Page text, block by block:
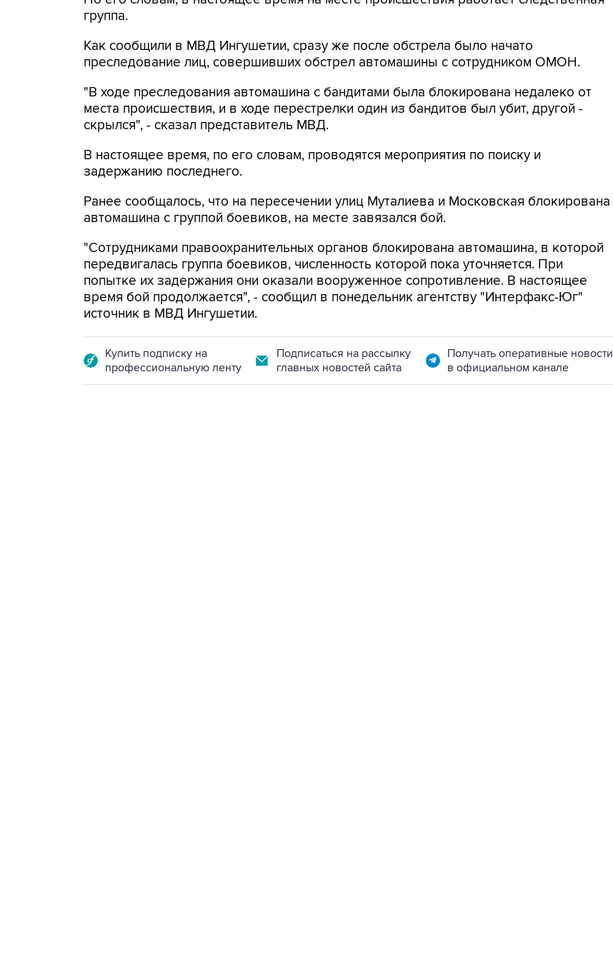
группа.
Как сообщили в МВД Ингушетии, сразу же после обстрела было начато
преследование лиц, совершивших обстрел автомашины с сотрудником ОМОН.
"В ходе преследования автомашина с бандитами была блокирована недалеко от
места происшествия, и в ходе перестрелки один из бандитов был убит, другой -
скрылся", - сказал представитель МВД.
В настоящее время, по его словам, проводятся мероприятия по поиску и
задержанию последнего.
Ранее сообщалось, что на пересечении улиц Муталиева и Московская блокирована
автомашина с группой боевиков, на месте завязался бой.
"Сотрудниками правоохранительных органов блокирована автомашина, в которой
передвигалась группа боевиков, численность которой пока уточняется. При
попытке их задержания они оказали вооруженное сопротивление. В настоящее
время бой продолжается", - сообщил в понедельник агентству "Интерфакс-Юг"
источник в МВД Ингушетии.
Купить подписку на
профессиональную ленту
Подписаться на рассылку
главных новостей сайта
Получать оперативные новости
в официальном канале